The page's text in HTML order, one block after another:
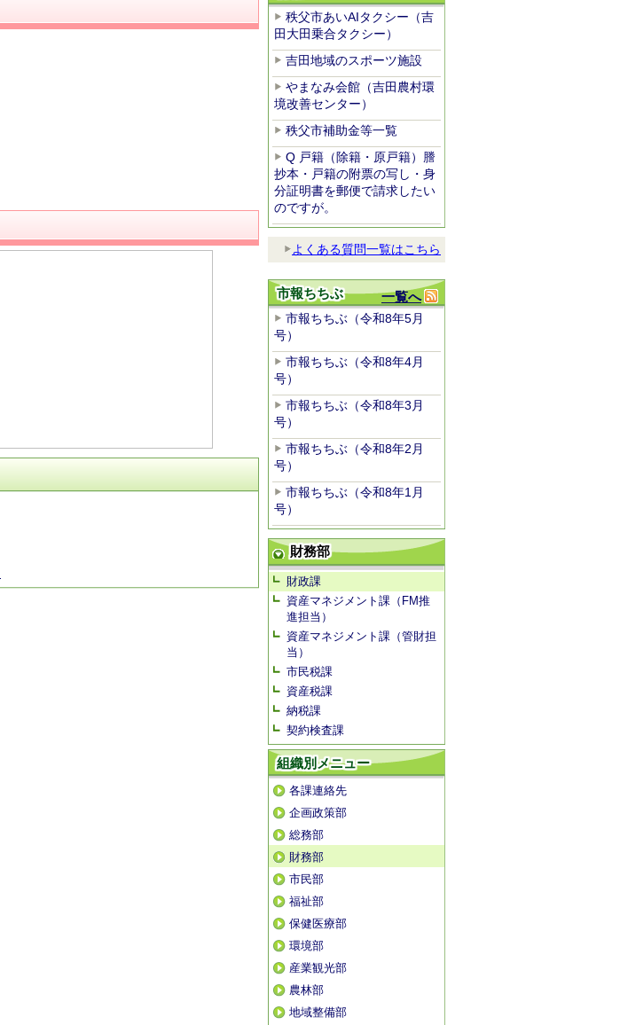
秩父市あいAIタクシー（吉
田大田乗合タクシー）
吉田地域のスポーツ施設
やまなみ会館（吉田農村環
境改善センター）
秩父市補助金等一覧
Q 戸籍（除籍・原戸籍）謄
抄本・戸籍の附票の写し・身
分証明書を郵便で請求したい
のですが。
よくある質問一覧はこちら
一覧へ
市報ちちぶ
市報ちちぶ（令和8年5月
号）
市報ちちぶ（令和8年4月
号）
市報ちちぶ（令和8年3月
号）
市報ちちぶ（令和8年2月
号）
市報ちちぶ（令和8年1月
号）
財務部
財政課
資産マネジメント課（FM推
進担当）
資産マネジメント課（管財担
当）
市民税課
資産税課
納税課
契約検査課
組織別メニュー
各課連絡先
企画政策部
総務部
財務部
市民部
福祉部
保健医療部
環境部
産業観光部
農林部
地域整備部